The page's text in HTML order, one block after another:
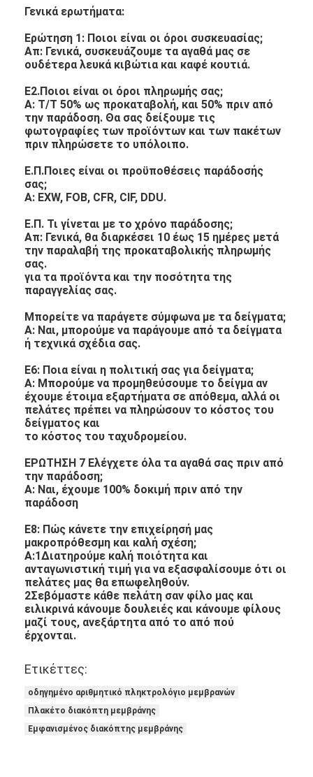
Γενικά ερωτήματα:
Ερώτηση 1: Ποιοι είναι οι όροι συσκευασίας;
Απ: Γενικά, συσκευάζουμε τα αγαθά μας σε
ουδέτερα λευκά κιβώτια και καφέ κουτιά.
Ε2.Ποιοι είναι οι όροι πληρωμής σας;
Α: T/T 50% ως προκαταβολή, και 50% πριν από
την παράδοση. Θα σας δείξουμε τις
φωτογραφίες των προϊόντων και των πακέτων
πριν πληρώσετε το υπόλοιπο.
Ε.Π.Ποιες είναι οι προϋποθέσεις παράδοσής
σας;
Α: EXW, FOB, CFR, CIF, DDU.
Ε.Π. Τι γίνεται με το χρόνο παράδοσης;
Απ: Γενικά, θα διαρκέσει 10 έως 15 ημέρες μετά
την παραλαβή της προκαταβολικής πληρωμής
σας.
για τα προϊόντα και την ποσότητα της
παραγγελίας σας.
Μπορείτε να παράγετε σύμφωνα με τα δείγματα;
Α: Ναι, μπορούμε να παράγουμε από τα δείγματα
ή τεχνικά σχέδια σας.
Ε6: Ποια είναι η πολιτική σας για δείγματα;
Α: Μπορούμε να προμηθεύσουμε το δείγμα αν
έχουμε έτοιμα εξαρτήματα σε απόθεμα, αλλά οι
πελάτες πρέπει να πληρώσουν το κόστος του
δείγματος και
το κόστος του ταχυδρομείου.
ΕΡΩΤΗΣΗ 7 Ελέγχετε όλα τα αγαθά σας πριν από
την παράδοση;
Α: Ναι, έχουμε 100% δοκιμή πριν από την
παράδοση
Ε8: Πώς κάνετε την επιχείρησή μας
μακροπρόθεσμη και καλή σχέση;
Α:1Διατηρούμε καλή ποιότητα και
ανταγωνιστική τιμή για να εξασφαλίσουμε ότι οι
πελάτες μας θα επωφεληθούν.
2Σεβόμαστε κάθε πελάτη σαν φίλο μας και
ειλικρινά κάνουμε δουλειές και κάνουμε φίλους
μαζί τους, ανεξάρτητα από το από πού
έρχονται.
Ετικέττες:
οδηγημένο αριθμητικό πληκτρολόγιο μεμβρανών
Πλακέτο διακόπτη μεμβράνης
Εμφανισμένος διακόπτης μεμβράνης